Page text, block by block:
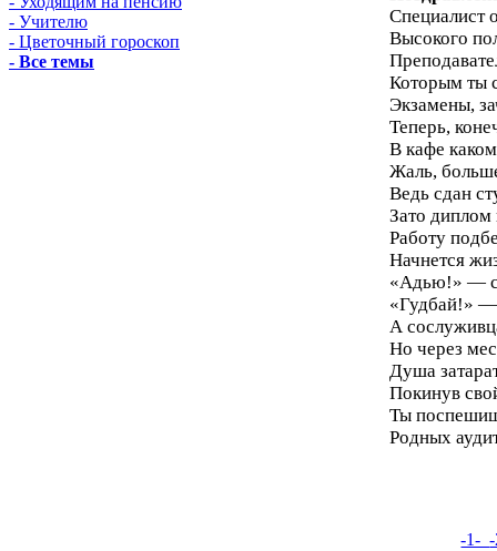
- Учителю
- Цветочный гороскоп
- Все темы
Специалист
Высокого
Которым ты
Экзамены,
Теперь,
В кафе
Жаль,
Ведь сдан
Зато диплом
Работу
Начнется
«Адью!» —
«Гудбай!» —
А
Но через
Душа
Покинув
Ты
Родных
-1-